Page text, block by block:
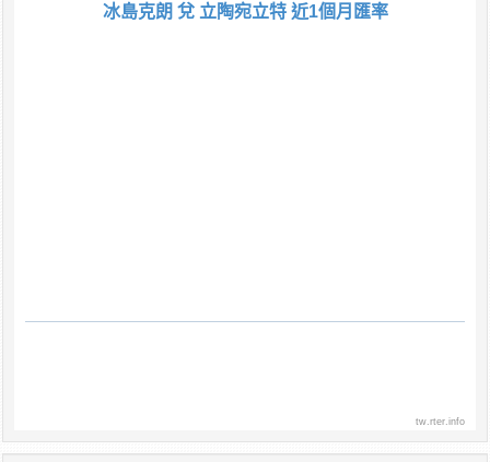
冰島克朗 兌 立陶宛立特 近1個月匯率
tw.rter.info